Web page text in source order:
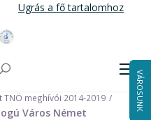
Ugrás a fő tartalomhoz
VÁROSUNK
TNÖ meghívói 2014-2019
Város Német